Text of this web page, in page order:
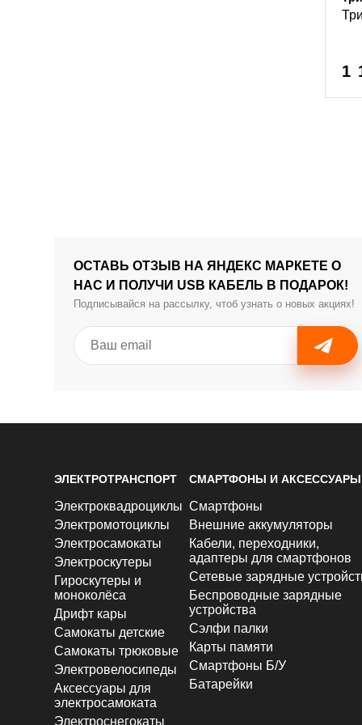
1
ОСТАВЬ ОТЗЫВ НА ЯНДЕКС МАРКЕТЕ О
НАС И ПОЛУЧИ USB КАБЕЛЬ В ПОДАРОК!
Подписывайся на рассылку, чтоб узнать о новых акциях!
ЭЛЕКТРОТРАНСПОРТ
Электроквадроциклы
Электромотоциклы
Электросамокаты
Электроскутеры
Гироскутеры и
моноколёса
Дрифт кары
Самокаты детские
Самокаты трюковые
Электровелосипеды
Аксессуары для
электросамоката
Электроснегокаты
СМАРТФОНЫ И АКСЕССУАРЫ
Смартфоны
Внешние аккумуляторы
Кабели, переходники,
адаптеры для смартфонов
Сетевые зарядные
Беспроводные зарядные
устройства
Сэлфи палки
Карты памяти
Смартфоны Б/У
Батарейки